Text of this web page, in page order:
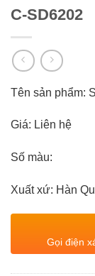
C-SD6202
Tên sản phẩm:
Giá: Liên hệ
Số màu:
Xuất xứ: Hàn
Gọi điện